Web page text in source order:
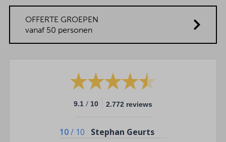
OFFERTE GROEPEN
vanaf 50 personen
9.1 / 10 2.772 reviews
10/ 10
Stephan Geurts